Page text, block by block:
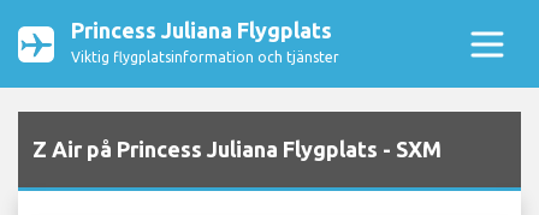
Princess Juliana Flygplats
Viktig flygplatsinformation och tjänster
Z Air på Princess Juliana Flygplats - SXM